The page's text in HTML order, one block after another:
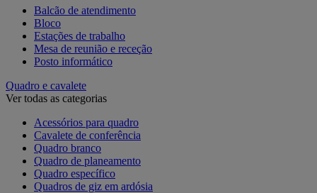
Balcão de atendimento
Bloco
Estações de trabalho
Mesa de reunião e receção
Posto informático
Quadro e cavalete
Ver todas as categorias
Acessórios para quadro
Cavalete de conferência
Quadro branco
Quadro de planeamento
Quadro específico
Quadros de giz em ardósia